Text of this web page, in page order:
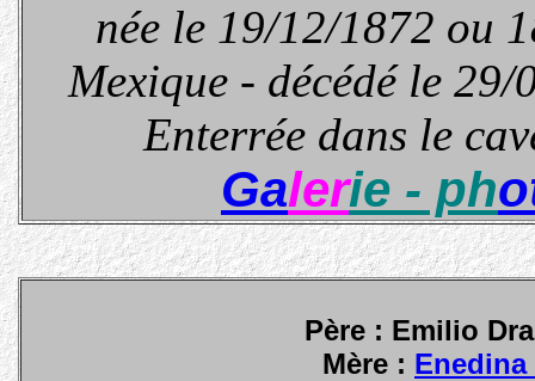
née le 19/12/1872 ou
Mexique - décédé le
Enterrée dans le
Galerie - ph
Père : Emilio
Mère :